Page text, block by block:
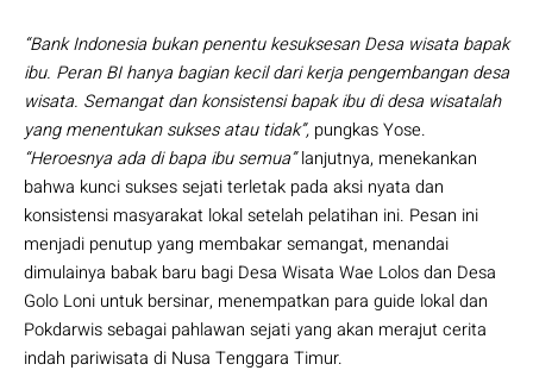
“Bank Indonesia bukan penentu kesuksesan Desa wisata bapak
ibu. Peran BI hanya bagian kecil dari kerja pengembangan desa
wisata. Semangat dan konsistensi bapak ibu di desa wisatalah
yang menentukan sukses atau tidak”, pungkas Yose.
“Heroesnya ada di bapa ibu semua”lanjutnya, menekankan
bahwa kunci sukses sejati terletak pada aksi nyata dan
konsistensi masyarakat lokal setelah pelatihan ini. Pesan ini
menjadi penutup yang membakar semangat, menandai
dimulainya babak baru bagi Desa Wisata Wae Lolos dan Desa
Golo Loni untuk bersinar, menempatkan para guide lokal dan
Pokdarwis sebagai pahlawan sejati yang akan merajut cerita
indah pariwisata di Nusa Tenggara Timur.